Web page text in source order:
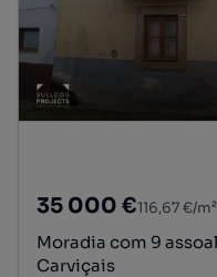
35 000 €116,67 €/m²
Moradia com 9
Carviçais